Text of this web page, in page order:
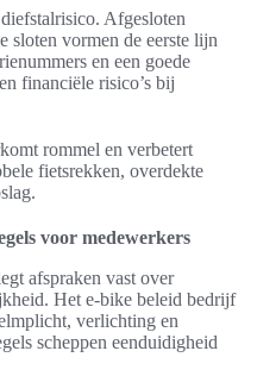
Afgesloten
sloten vormen de eerste lijn
en een goede
financiële risico’s bij
rommel en verbetert
fietsrekken, overdekte
voor medewerkers
afspraken vast over
Het e-bike beleid bedrijf
verlichting en
scheppen eenduidigheid